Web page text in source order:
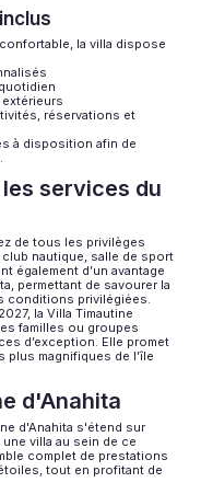
la villa dispose
réservations et
à disposition afin de
services du
de tous les privilèges
club nautique, salle de sport
également d’un avantage
permettant de savourer la
conditions privilégiées.
la Villa Timautine
familles ou groupes
d’exception. Elle promet
plus magnifiques de l’île
d'Anahita
d'Anahita s'étend sur
villa au sein de ce
complet de prestations
tout en profitant de